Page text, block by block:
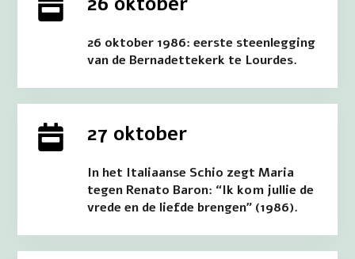
26 oktober 1986: eerste steenlegging
van de Bernadettekerk te Lourdes.
27 oktober
In het Italiaanse Schio zegt Maria
tegen Renato Baron: “Ik kom jullie de
vrede en de liefde brengen” (1986).